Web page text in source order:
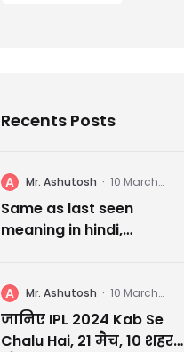
Recents Posts
A Mr. Ashutosh · 10 March
Same as last seen
meaning in hindi,
कुछ
A Mr. Ashutosh · 10 March
जानिए IPL 2024 Kab Se
Chalu Hai, 21 मैच, 10 शहर